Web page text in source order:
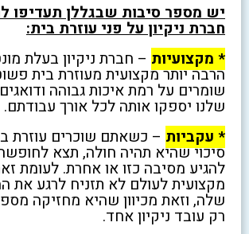
יש מספר סיבות שבגללן תעדיפו
חברת ניקיון על פני עוזרת בית:
* מקצועיות – חברת ניקיון בעלת
הרבה יותר מקצועית מעוזרת בית
שומרים על רמת איכות גבוהה
שלנו יספקו אותה לכל אורך עבודתם.
* עקביות – כשאתם שוכרים עוזרת
סיכוי שהיא תהיה חולה, תצא
להגיע מסיבה כזו או אחרת. לעומת
מקצועית לעולם לא תזניח לרגע את
שלה, וזאת מכיוון שהיא מחזיקה
רק עובד ניקיון אחד.